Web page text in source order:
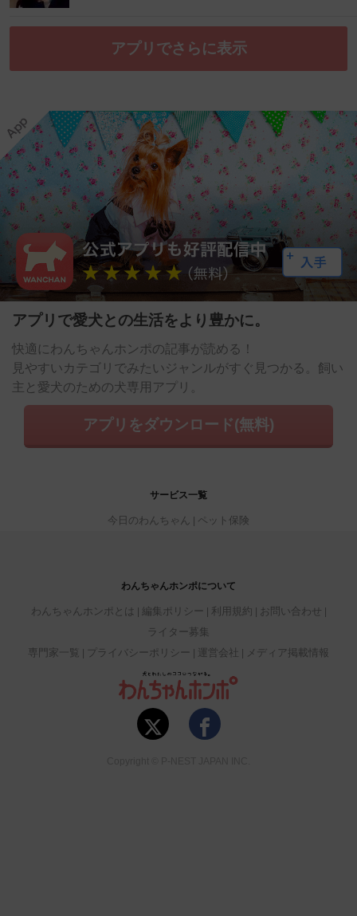
アプリでさらに表示
アプリで愛犬との生活をより豊かに。
快適にわんちゃんホンポの記事が読める！
見やすいカテゴリでみたいジャンルがすぐ見つかる。飼い
主と愛犬のための犬専用アプリ。
アプリをダウンロード(無料)
サービス一覧
今日のわんちゃん ペット保険
わんちゃんホンポについて
わんちゃんホンポとは 編集ポリシー 利用規約
お問い合わせ
ライター募集
専門家一覧
プライバシーポリシー 運営会社 メディア掲載情報